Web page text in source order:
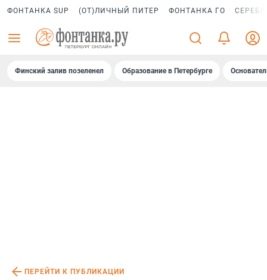
ФОНТАНКА SUP (ОТ)ЛИЧНЫЙ ПИТЕР ФОНТАНКА ГО
Финский залив позеленел Образование в Петербурге
ПЕРЕЙТИ К ПУБЛИКАЦИИ